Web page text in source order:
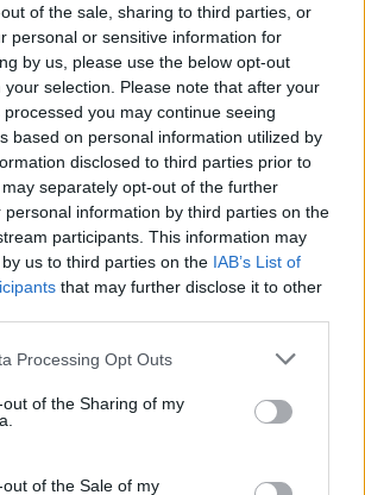
of the sale, sharing to third parties, or
personal or sensitive information for
by us, please use the below opt-out
selection. Please note that after your
you may continue seeing
based on personal information utilized by
disclosed to third parties prior to
separately opt-out of the further
personal information by third parties on the
participants. This information may
us to third parties on the IAB’s List of
that may further disclose it to other
website/app uses one or more Google
visit or usage behaviour. You may click to
to Google and its third-party tags to
specified purposes in below Google
Processing Opt Outs
of the Sharing of my
of the Sale of my
το 112 «ήχησε» για ακόμη μια
κατοίκους της Ραπεντώσας να
Κηφισιά και Δροσιά μέσω Λ.